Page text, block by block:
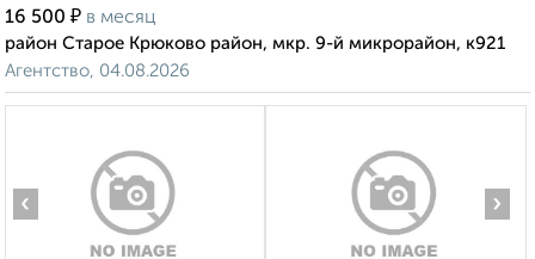
16 500 ₽ в месяц
район Старое Крюково район, мкр. 9-й микрорайон, к921
Агентство, 04.08.2026
‹ ›